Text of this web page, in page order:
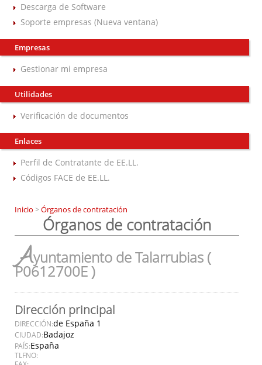
Descarga de Software
Soporte empresas (Nueva ventana)
Empresas
Gestionar mi empresa
Utilidades
Verificación de documentos
Enlaces
Perfil de Contratante de EE.LL.
Códigos FACE de EE.LL.
Inicio >Órganos de contratación
Órganos de contratación
Ayuntamiento de Talarrubias (
P0612700E )
Dirección principal
DIRECCIÓN:de España 1
CIUDAD:Badajoz
PAÍS:España
TLFNO: